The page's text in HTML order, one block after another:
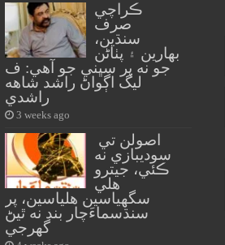
ڪراچي
صرف
سنڌين،
بهارين ۽ پٺاڻن
جو نه پر سڀني جو آهي: ف
ليگ اڳواڻ راشد شاهه
راشدي
3 weeks ago
سوديبازي نه
ڪئي، جيترو
هلي
سگهياسين هلياسين، پر
سنڌسماءَچار بند نه ٿيڻ
گهرجي